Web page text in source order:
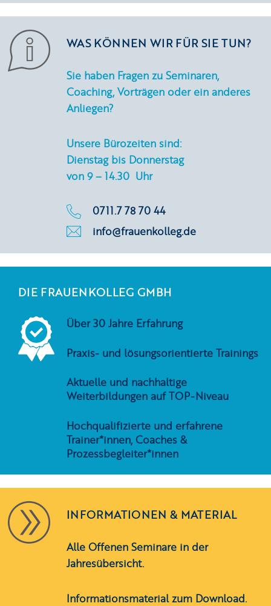
WAS KÖNNEN WIR FÜR SIE TUN?
Sie haben Fragen zu Seminaren,
Coaching, Vorträgen oder ein anderes
Anliegen?
Unsere Bürozeiten sind:
Dienstag bis Donnerstag
von 9 – 14.30 Uhr
0711.7 78 70 44
info@frauenkolleg.de
DIE FRAUENKOLLEG GMBH
Über 30 Jahre Erfahrung
Praxis- und lösungsorientierte Trainings
Aktuelle und nachhaltige
Weiterbildungen auf TOP-Niveau
Hochqualifizierte und erfahrene
Trainer*innen, Coaches &
Prozessbegleiter*innen
INFORMATIONEN & MATERIAL
Alle Offenen Seminare in der
Jahresübersicht.
Informationsmaterial zum Download.